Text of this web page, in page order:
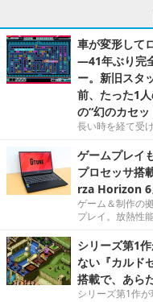
車が変形して
―41年ぶり完
ー。新旧スタ
前、たった1
の“幻のカセッ
長い時を経て受
ゲームプレイ
プロセッサ搭
rza Horizon 6
ゲーム＆制作の
プレイ。放熱性
シリーズ第1
ない『カルド
搭載で、あら
シリーズ第1作